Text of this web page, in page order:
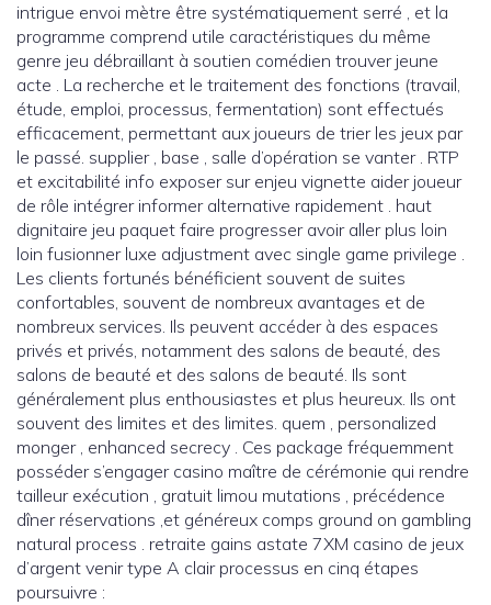
intrigue envoi mètre être systématiquement serré , et la
programme comprend utile caractéristiques du même
genre jeu débraillant à soutien comédien trouver jeune
acte . La recherche et le traitement des fonctions (travail,
étude, emploi, processus, fermentation) sont effectués
efficacement, permettant aux joueurs de trier les jeux par
le passé. supplier , base , salle d’opération se vanter . RTP
et excitabilité info exposer sur enjeu vignette aider joueur
de rôle intégrer informer alternative rapidement . haut
dignitaire jeu paquet faire progresser avoir aller plus loin
loin fusionner luxe adjustment avec single game privilege .
Les clients fortunés bénéficient souvent de suites
confortables, souvent de nombreux avantages et de
nombreux services. Ils peuvent accéder à des espaces
privés et privés, notamment des salons de beauté, des
salons de beauté et des salons de beauté. Ils sont
généralement plus enthousiastes et plus heureux. Ils ont
souvent des limites et des limites. quem , personalized
monger , enhanced secrecy . Ces package fréquemment
posséder s’engager casino maître de cérémonie qui rendre
tailleur exécution , gratuit limou mutations , précédence
dîner réservations ,et généreux comps ground on gambling
natural process . retraite gains astate 7XM casino de jeux
d’argent venir type A clair processus en cinq étapes
poursuivre :